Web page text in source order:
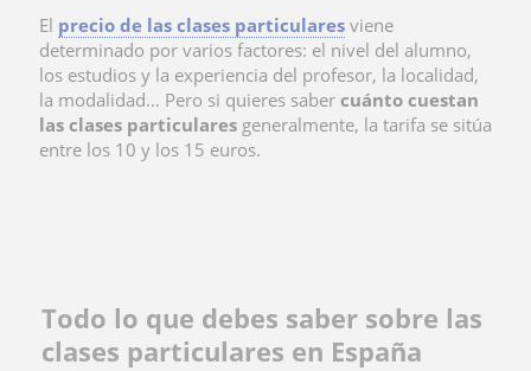
El precio de las clases particulares viene
determinado por varios factores: el nivel del alumno,
los estudios y la experiencia del profesor, la localidad,
la modalidad… Pero si quieres saber cuánto cuestan
las clases particulares generalmente, la tarifa se sitúa
entre los 10 y los 15 euros.
Todo lo que debes saber sobre las
clases particulares en España